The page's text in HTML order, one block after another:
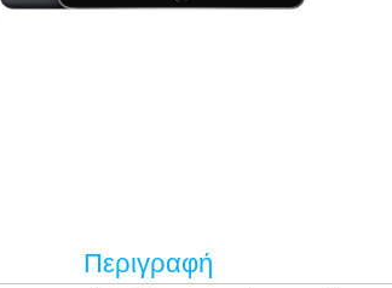
Κάντε κλικ για μεγέθυνση
Περιγραφή